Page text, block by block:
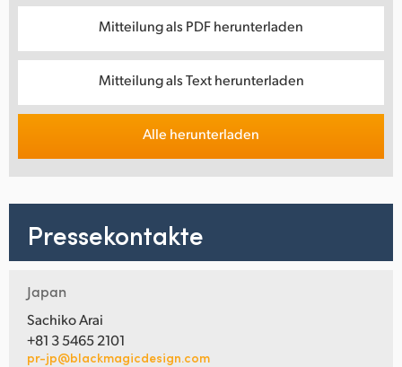
Mitteilung als PDF herunterladen
Mitteilung als Text herunterladen
Alle herunterladen
Pressekontakte
Japan
Sachiko Arai
+81 3 5465 2101
pr-jp@blackmagicdesign.com